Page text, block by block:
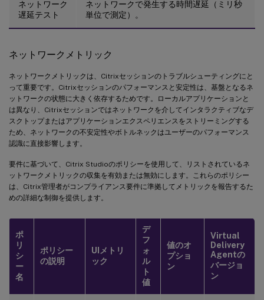
ネットワーク
遅延テスト
ネットワークで発生する時間遅延（ミリ秒
単位で測定）。
ネットワークメトリック
ネットワークメトリックは、Citrixセッションのトラブルシューティングにと
って重要です。Citrixセッションのパフォーマンスと安定性は、基盤となるネ
ットワークの状態に大きく依存するためです。ローカルアプリケーションと
は異なり、Citrixセッションではネットワークを介してインタラクティブなデ
スクトップまたはアプリケーションエクスペリエンスをストリーミングする
ため、ネットワークの不安定性やボトルネックはユーザーのパフォーマンス
認識に直接影響します。
要件に基づいて、Citrix Studioのポリシーを使用して、リストされているネ
ットワークメトリックの収集を有効または無効にします。これらのポリシー
は、Citrix管理者がコンプライアンス要件に準拠してメトリックを報告するた
めの詳細な制御を提供します。
ポ
リ
シ
ー
名
ポリシー
の説明
UIメトリ
ック
デ
フ
ォ
ル
ト
値
値のオ
プショ
ン
Virtual
Delivery
Agentの
バージョ
ン